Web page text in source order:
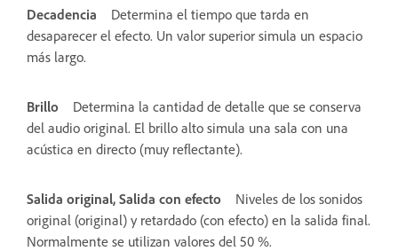
Decadencia
Determina el tiempo que tarda en
desaparecer el efecto. Un valor superior simula un espacio
más largo.
Brillo
Determina la cantidad de detalle que se conserva
del audio original. El brillo alto simula una sala con una
acústica en directo (muy reflectante).
Salida original, Salida con efecto
Niveles de los sonidos
original (original) y retardado (con efecto) en la salida final.
Normalmente se utilizan valores del 50 %.